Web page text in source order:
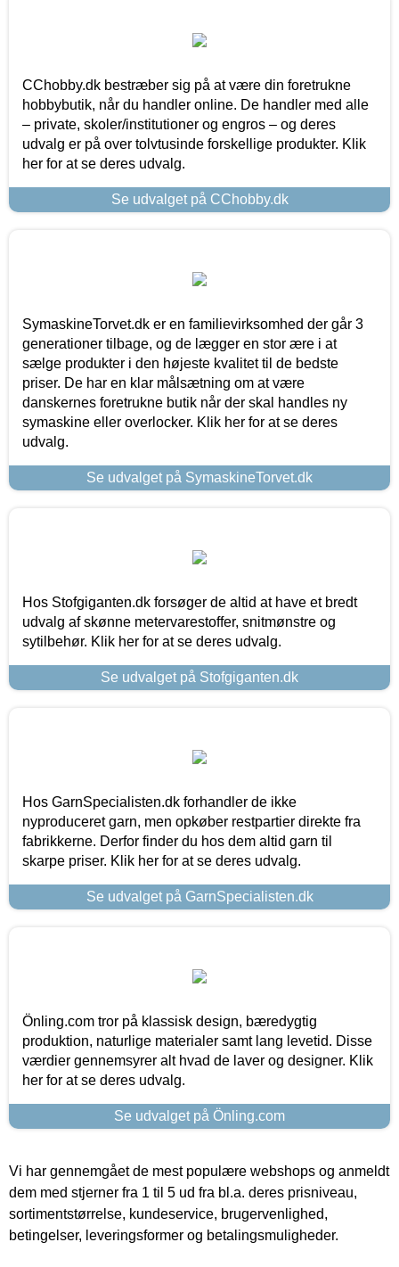
CChobby.dk bestræber sig på at være din foretrukne
hobbybutik, når du handler online. De handler med alle
– private, skoler/institutioner og engros – og deres
udvalg er på over tolvtusinde forskellige produkter. Klik
her for at se deres udvalg.
Se udvalget på CChobby.dk
SymaskineTorvet.dk er en familievirksomhed der går 3
generationer tilbage, og de lægger en stor ære i at
sælge produkter i den højeste kvalitet til de bedste
priser. De har en klar målsætning om at være
danskernes foretrukne butik når der skal handles ny
symaskine eller overlocker. Klik her for at se deres
udvalg.
Se udvalget på SymaskineTorvet.dk
Hos Stofgiganten.dk forsøger de altid at have et bredt
udvalg af skønne metervarestoffer, snitmønstre og
sytilbehør. Klik her for at se deres udvalg.
Se udvalget på Stofgiganten.dk
Hos GarnSpecialisten.dk forhandler de ikke
nyproduceret garn, men opkøber restpartier direkte fra
fabrikkerne. Derfor finder du hos dem altid garn til
skarpe priser. Klik her for at se deres udvalg.
Se udvalget på GarnSpecialisten.dk
Önling.com tror på klassisk design, bæredygtig
produktion, naturlige materialer samt lang levetid. Disse
værdier gennemsyrer alt hvad de laver og designer. Klik
her for at se deres udvalg.
Se udvalget på Önling.com
Vi har gennemgået de mest populære webshops og anmeldt
dem med stjerner fra 1 til 5 ud fra bl.a. deres prisniveau,
sortimentstørrelse, kundeservice, brugervenlighed,
betingelser, leveringsformer og betalingsmuligheder.